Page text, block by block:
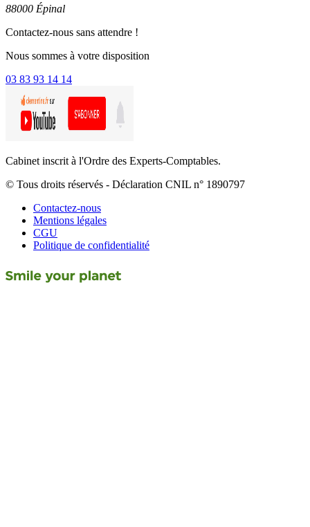
88000 Épinal
Contactez-nous sans attendre !
Nous sommes à votre disposition
03 83 93 14 14
Cabinet inscrit à l'Ordre des Experts-Comptables.
© Tous droits réservés - Déclaration CNIL n° 1890797
Contactez-nous
Mentions légales
CGU
Politique de confidentialité